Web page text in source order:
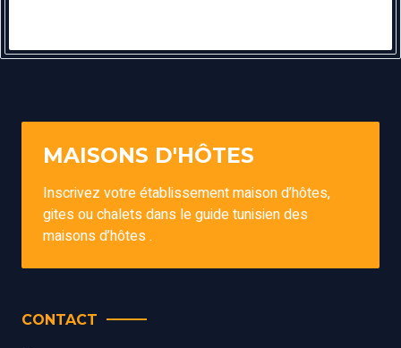
MAISONS D'HÔTES
Inscrivez votre établissement maison d’hôtes,
gites ou chalets dans le guide tunisien des
maisons d’hôtes .
CONTACT